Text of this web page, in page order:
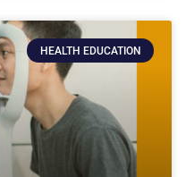
HEALTH EDUCATION